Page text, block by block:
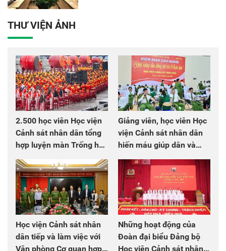
THƯ VIỆN ẢNH
2.500 học viên Học viện
Cảnh sát nhân dân tổng
hợp luyện màn Trống hội
chào mừng Đại hội Đảng
Giảng viên, học viên Học
viện Cảnh sát nhân dân
hiến máu giúp dân và
đồng đội
Học viện Cảnh sát nhân
dân tiếp và làm việc với
Văn phòng Cơ quan hợp
Những hoạt động của
Đoàn đại biểu Đảng bộ
Học viện Cảnh sát nhân